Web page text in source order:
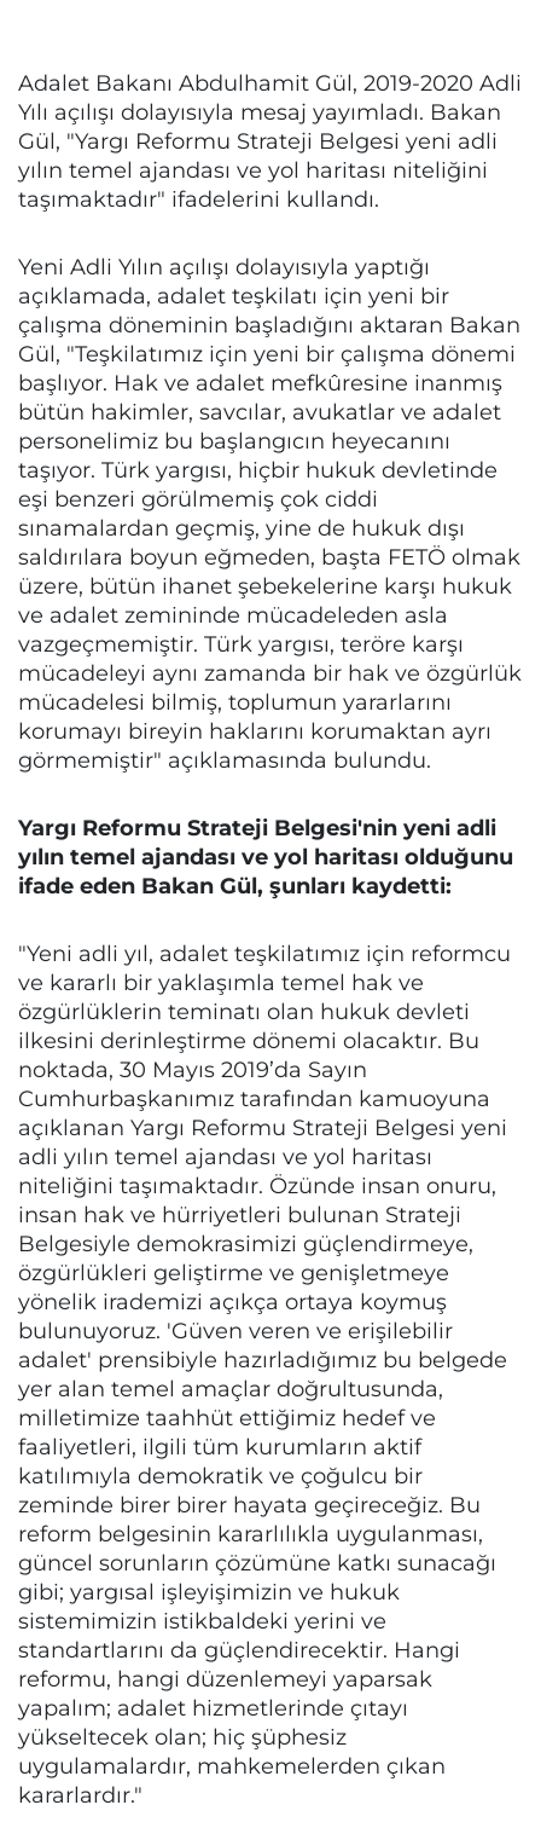
Adalet Bakanı Abdulhamit Gül, 2019-2020 Adli
Yılı açılışı dolayısıyla mesaj yayımladı. Bakan
Gül, "Yargı Reformu Strateji Belgesi yeni adli
yılın temel ajandası ve yol haritası niteliğini
taşımaktadır" ifadelerini kullandı.
Yeni Adli Yılın açılışı dolayısıyla yaptığı
açıklamada, adalet teşkilatı için yeni bir
çalışma döneminin başladığını aktaran Bakan
Gül, "Teşkilatımız için yeni bir çalışma dönemi
başlıyor. Hak ve adalet mefkûresine inanmış
bütün hakimler, savcılar, avukatlar ve adalet
personelimiz bu başlangıcın heyecanını
taşıyor. Türk yargısı, hiçbir hukuk devletinde
eşi benzeri görülmemiş çok ciddi
sınamalardan geçmiş, yine de hukuk dışı
saldırılara boyun eğmeden, başta FETÖ olmak
üzere, bütün ihanet şebekelerine karşı hukuk
ve adalet zemininde mücadeleden asla
vazgeçmemiştir. Türk yargısı, teröre karşı
mücadeleyi aynı zamanda bir hak ve özgürlük
mücadelesi bilmiş, toplumun yararlarını
korumayı bireyin haklarını korumaktan ayrı
görmemiştir" açıklamasında bulundu.
Yargı Reformu Strateji Belgesi'nin yeni adli
yılın temel ajandası ve yol haritası olduğunu
ifade eden Bakan Gül, şunları kaydetti:
"Yeni adli yıl, adalet teşkilatımız için reformcu
ve kararlı bir yaklaşımla temel hak ve
özgürlüklerin teminatı olan hukuk devleti
ilkesini derinleştirme dönemi olacaktır. Bu
noktada, 30 Mayıs 2019’da Sayın
Cumhurbaşkanımız tarafından kamuoyuna
açıklanan Yargı Reformu Strateji Belgesi yeni
adli yılın temel ajandası ve yol haritası
niteliğini taşımaktadır. Özünde insan onuru,
insan hak ve hürriyetleri bulunan Strateji
Belgesiyle demokrasimizi güçlendirmeye,
özgürlükleri geliştirme ve genişletmeye
yönelik irademizi açıkça ortaya koymuş
bulunuyoruz. 'Güven veren ve erişilebilir
adalet' prensibiyle hazırladığımız bu belgede
yer alan temel amaçlar doğrultusunda,
milletimize taahhüt ettiğimiz hedef ve
faaliyetleri, ilgili tüm kurumların aktif
katılımıyla demokratik ve çoğulcu bir
zeminde birer birer hayata geçireceğiz. Bu
reform belgesinin kararlılıkla uygulanması,
güncel sorunların çözümüne katkı sunacağı
gibi; yargısal işleyişimizin ve hukuk
sistemimizin istikbaldeki yerini ve
standartlarını da güçlendirecektir. Hangi
reformu, hangi düzenlemeyi yaparsak
yapalım; adalet hizmetlerinde çıtayı
yükseltecek olan; hiç şüphesiz
uygulamalardır, mahkemelerden çıkan
kararlardır."